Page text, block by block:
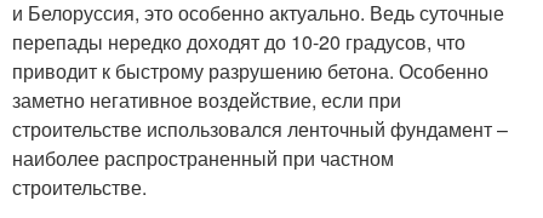
и Белоруссия, это особенно актуально. Ведь суточные
перепады нередко доходят до 10-20 градусов, что
приводит к быстрому разрушению бетона. Особенно
заметно негативное воздействие, если при
строительстве использовался ленточный фундамент –
наиболее распространенный при частном
строительстве.